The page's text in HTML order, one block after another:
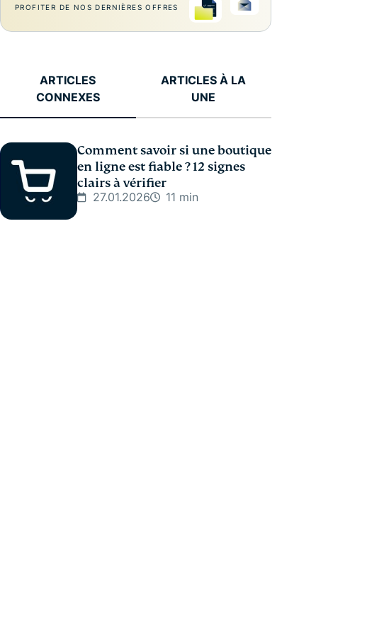
PROFITER DE NOS DERNIÈRES OFFRES
ARTICLES
CONNEXES
ARTICLES À LA
UNE
Comment savoir si une boutique
en ligne est fiable ? 12 signes
clairs à vérifier
27.01.2026 11 min